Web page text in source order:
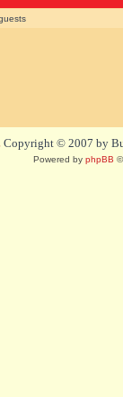
Copyright © 2007 by
Powered by phpBB